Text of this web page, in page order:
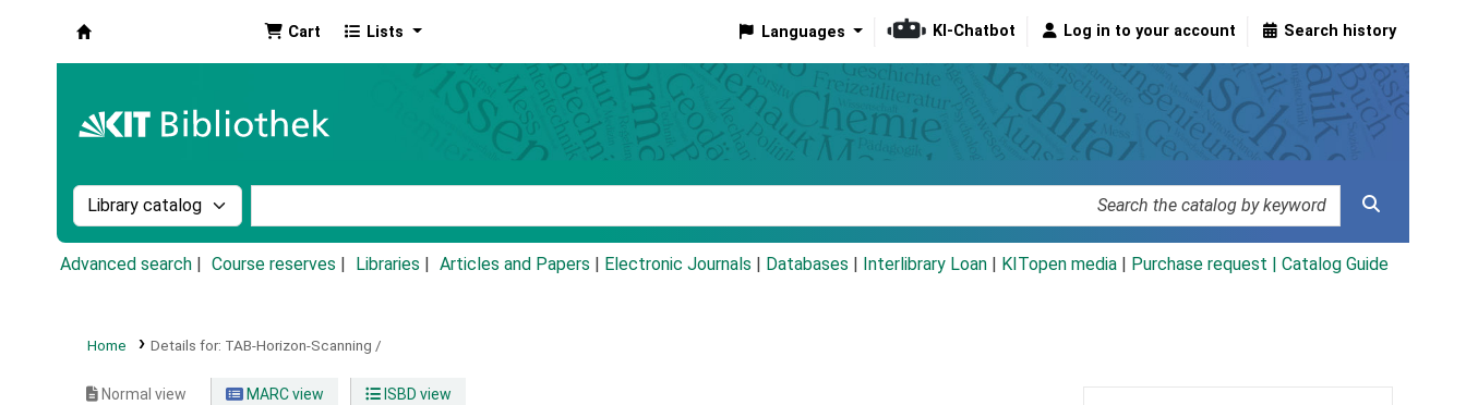
Cart Lists Languages KI-Chatbot Log in to your account Search history
Search the catalog by:
Advanced search Course reserves Libraries Articles and Papers Electronic Journals Databases Interlibrary Loan KITopen media Purchase request | Catalog Guide
Home Details for: TAB-Horizon-Scanning /
Normal view MARC view ISBD view